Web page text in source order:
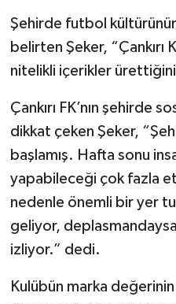
Şehirde futbol
belirten Şeker, “Çankırı
nitelikli içerikler
Çankırı FK’nın şehirde
dikkat çeken Şeker,
başlamış. Hafta sonu
yapabileceği çok fazla
nedenle önemli bir yer
geliyor, deplasmandaysa
izliyor.” dedi.
Kulübün marka